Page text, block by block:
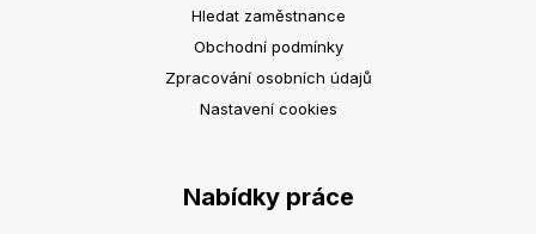
Hledat zaměstnance
Obchodní podmínky
Zpracování osobních údajů
Nastavení cookies
Nabídky práce